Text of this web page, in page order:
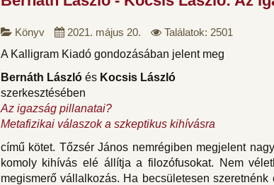
Könyv 2021. május 20.
Találatok: 2501
A Kalligram Kiadó gondozásában jelent meg
Bernáth Lászlóés Kocsis László
szerkesztésében
Az igazság pillanatai?
Metafizikai válaszok a szkeptikus kihívásra
című kötet. Tőzsér János nemrégiben megjelent
komoly kihívás elé állítja a filozófusokat. Nem
megismerő vállalkozás. Ha becsületesen